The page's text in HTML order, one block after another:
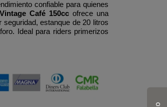
confiable para quienes
Vintage Café 150cc ofrece una
estanque de 20 litros
Ideal para riders primerizos